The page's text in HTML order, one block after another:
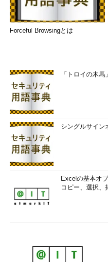
ゲルシンガー氏は、企業の情
ヴイエムウェアの今回の発表
なってきた上記のメリットを
対して本格的に拡大するとい
Volumeといった機能が意味す
ジをつなげさえすれば、あと
的に実現できるということだ。
い。アプリケーションに応じて
制御できるITインフラだ。
ポール・マリッツ（Paul
時代に「ITインフラは透明にな
た。理想は「ゼロタッチ」、つ
な設定や構成を行うことなし
じ、アプリケーション担当者
るようにすることだ。
（Pat Gelsinger）氏は、聴衆
今後のITの）チャンピオンにし
Forceful Browsingとは
「トロイの木馬
シングルサイン
Excelの基本オ
コピー、選択、